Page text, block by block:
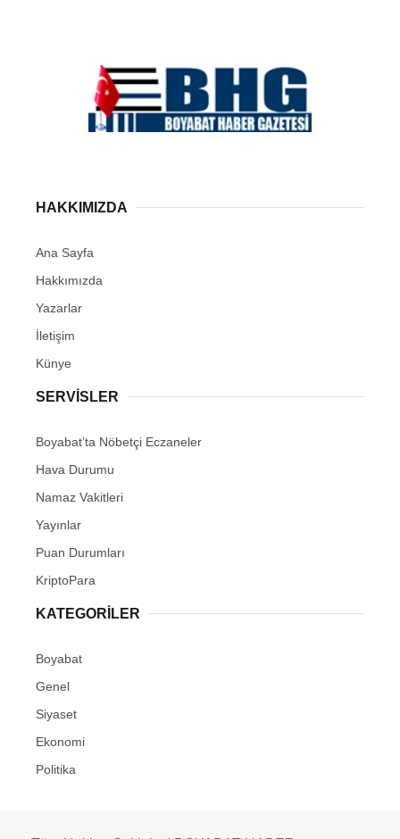
HAKKIMIZDA
Ana Sayfa
Hakkımızda
Yazarlar
İletişim
Künye
SERVISLER
Boyabat’ta Nöbetçi Eczaneler
Hava Durumu
Namaz Vakitleri
Yayınlar
Puan Durumları
KriptoPara
KATEGORILER
Boyabat
Genel
Siyaset
Ekonomi
Politika